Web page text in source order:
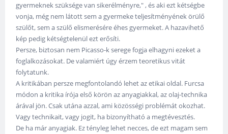
gyermeknek szüksége van sikerélményre," , és aki ezt kétségbe
vonja, még nem látott sem a gyermeke teljesítményének örülő
szülőt, sem a szülő elismerésére éhes gyermeket. A hazavihető
kép pedig kétségtelenül ezt erősíti.
Persze, biztosan nem Picasso-k serege fogja elhagyni ezeket a
foglalkozásokat. De valamiért úgy érzem teoretikus vitát
folytatunk.
A kritikában persze megfontolandó lehet az etikai oldal. Furcsa
módon a kritika írója első körön az anyagiakkal, az olaj-technika
árával jön. Csak utána azzal, ami közösségi problémát okozhat.
Vagy technikait, vagy jogit, ha bizonyítható a megtévesztés.
De ha már anyagiak. Ez tényleg lehet necces, de ezt magam sem